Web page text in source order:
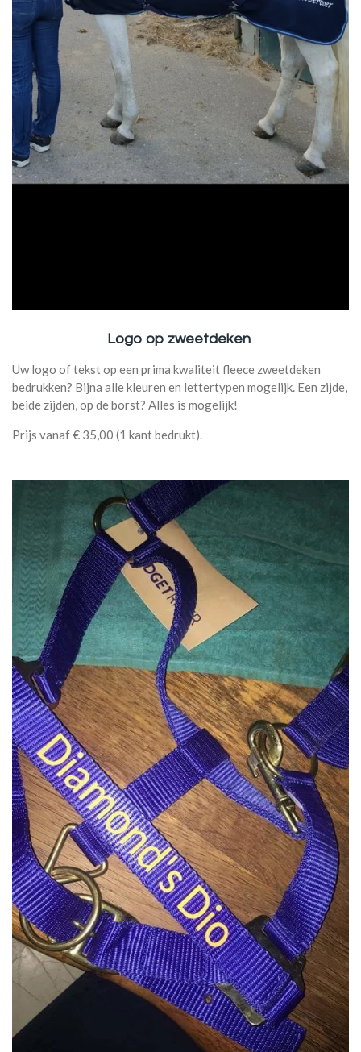
Logo op zweetdeken
Uw logo of tekst op een prima kwaliteit fleece zweetdeken
bedrukken? Bijna alle kleuren en lettertypen mogelijk. Een zijde,
beide zijden, op de borst? Alles is mogelijk!
Prijs vanaf € 35,00 (1 kant bedrukt).